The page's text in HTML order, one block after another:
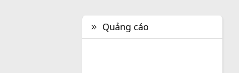
Quảng cáo